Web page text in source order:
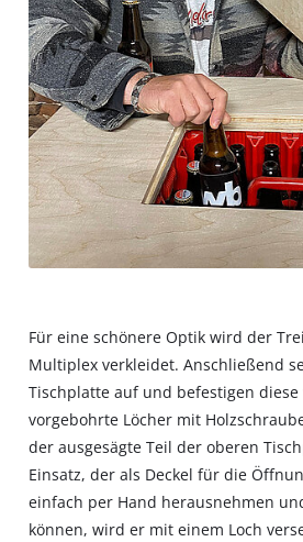
Für eine schönere Optik wird der
Multiplex verkleidet. Anschließend
Tischplatte auf und befestigen
vorgebohrte Löcher mit
der ausgesägte Teil der oberen
Einsatz, der als Deckel für die
einfach per Hand herausnehmen
können, wird er mit einem Loch